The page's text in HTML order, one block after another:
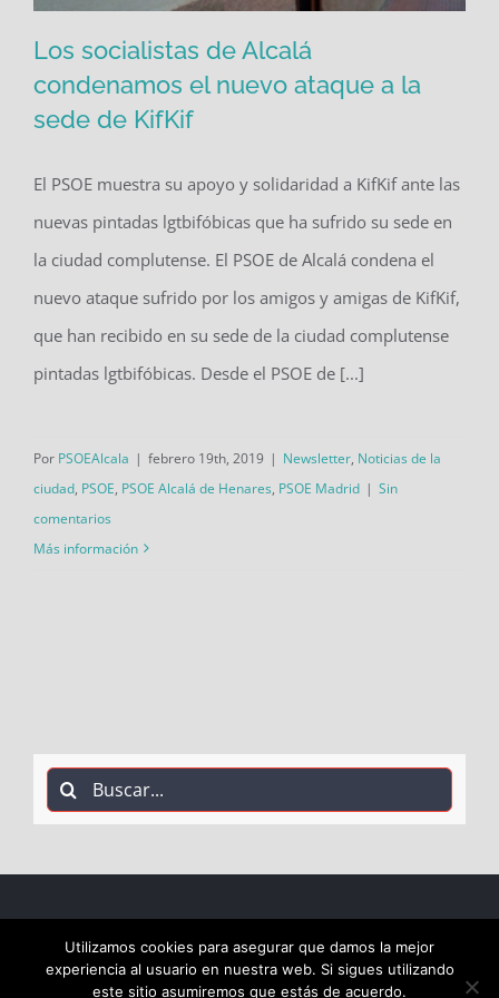
el nuevo ataque a la sede de KifKif
Los socialistas de Alcalá
condenamos el nuevo ataque a la
sede de KifKif
El PSOE muestra su apoyo y solidaridad a KifKif ante las
nuevas pintadas lgtbifóbicas que ha sufrido su sede en
la ciudad complutense. El PSOE de Alcalá condena el
nuevo ataque sufrido por los amigos y amigas de KifKif,
que han recibido en su sede de la ciudad complutense
pintadas lgtbifóbicas. Desde el PSOE de [...]
Por PSOEAlcala | febrero 19th, 2019 | Newsletter, Noticias de la
ciudad, PSOE, PSOE Alcalá de Henares, PSOE Madrid | Sin
comentarios
Más información
Buscar:
COPYRIGHT 2018 Socialistas de Alcalá PSOE ALCALÁ |
ALL RIGHTS RESERVED |
Utilizamos cookies para asegurar que damos la mejor
experiencia al usuario en nuestra web. Si sigues utilizando
este sitio asumiremos que estás de acuerdo.